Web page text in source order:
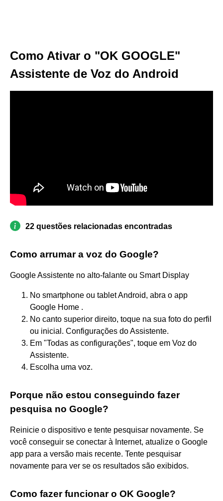
Como Ativar o "OK GOOGLE"
Assistente de Voz do Android
22 questões relacionadas encontradas
Como arrumar a voz do Google?
Google Assistente no alto-falante ou Smart Display
No smartphone ou tablet Android, abra o app
Google Home .
No canto superior direito, toque na sua foto do perfil
ou inicial. Configurações do Assistente.
Em "Todas as configurações", toque em Voz do
Assistente.
Escolha uma voz.
Porque não estou conseguindo fazer
pesquisa no Google?
Reinicie o dispositivo e tente pesquisar novamente. Se
você conseguir se conectar à Internet, atualize o Google
app para a versão mais recente. Tente pesquisar
novamente para ver se os resultados são exibidos.
Como fazer funcionar o OK Google?